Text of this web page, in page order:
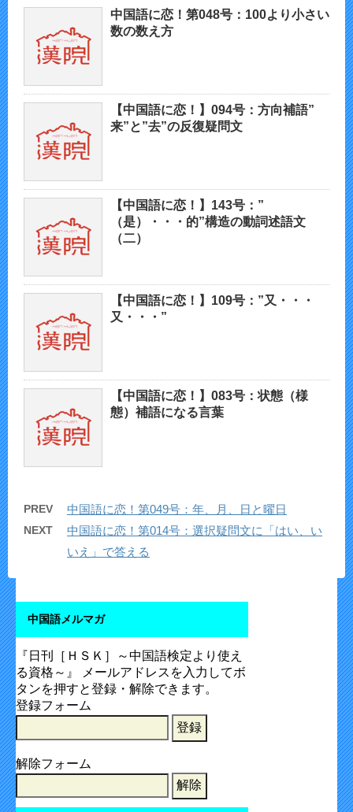
中国語に恋！第048号：100より小さい
数の数え方
【中国語に恋！】094号：方向補語”
来”と”去”の反復疑問文
【中国語に恋！】143号：”
（是）・・・的”構造の動詞述語文
（二）
【中国語に恋！】109号：”又・・・
又・・・”
【中国語に恋！】083号：状態（様
態）補語になる言葉
PREV 中国語に恋！第049号：年、月、日と曜日
NEXT
中国語に恋！第014号：選択疑問文に「はい、い
いえ」で答える
中国語メルマガ
『日刊［ＨＳＫ］～中国語検定より使え
る資格～』 メールアドレスを入力してボ
タンを押すと登録・解除できます。
登録フォーム
解除フォーム